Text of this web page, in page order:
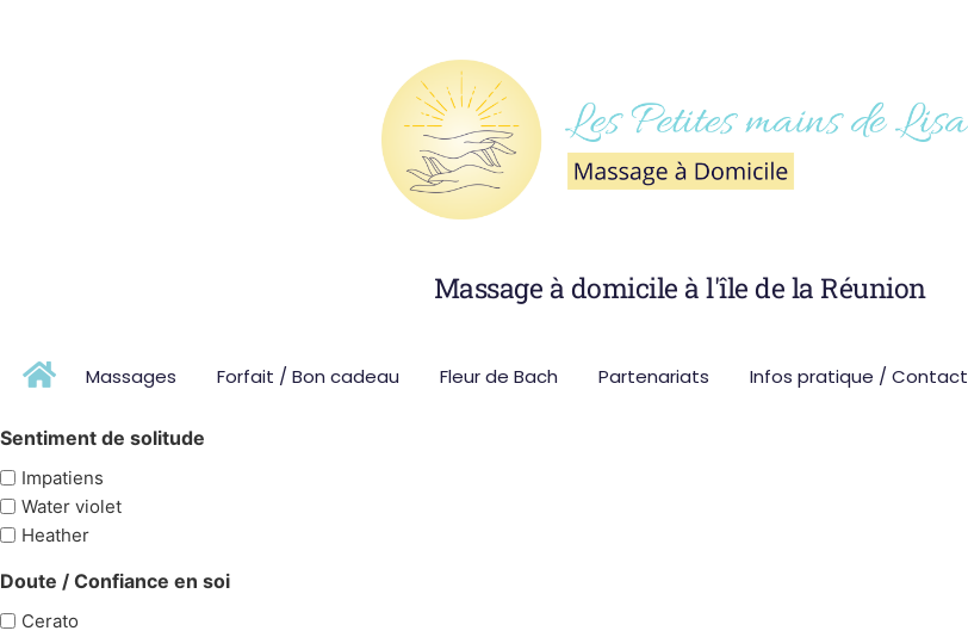
Massage à domicile à l'île de la Réunion
Massages Forfait / Bon cadeau Fleur de Bach Partenariats Infos pratique / Contact
Sentiment de solitude
Impatiens
Water violet
Heather
Doute / Confiance en soi
Cerato